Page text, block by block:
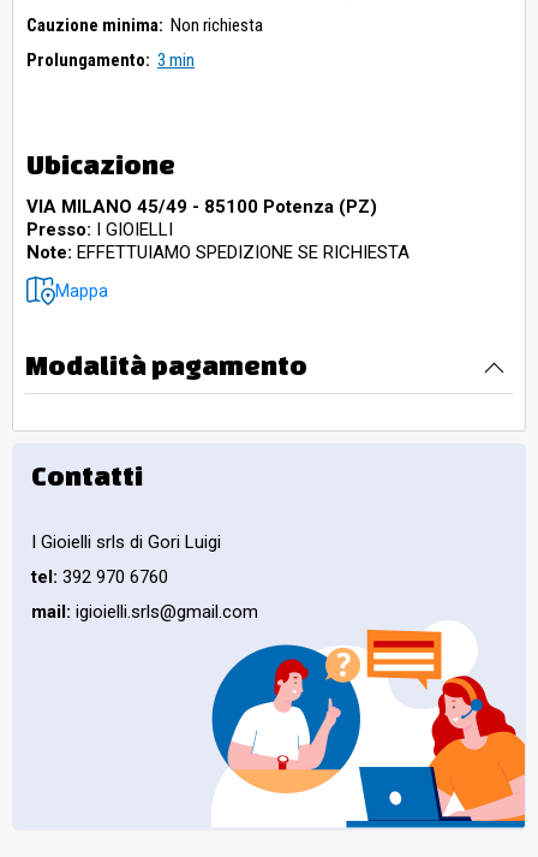
Cauzione minima: Non richiesta
Prolungamento: 3 min
Ubicazione
VIA MILANO 45/49 - 85100 Potenza (PZ)
Presso: I GIOIELLI
Note: EFFETTUIAMO SPEDIZIONE SE RICHIESTA
Mappa
Modalità pagamento
Contatti
I Gioielli srls di Gori Luigi
tel: 392 970 6760
mail: igioielli.srls@gmail.com